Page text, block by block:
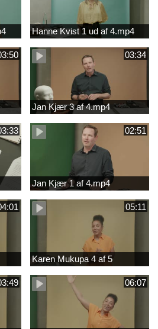
Hanne Kvist 1 ud af 4.mp4
03:34
Jan Kjær 3 af 4.mp4
02:51
Jan Kjær 1 af 4.mp4
05:11
Karen Mukupa 4 af 5
06:07